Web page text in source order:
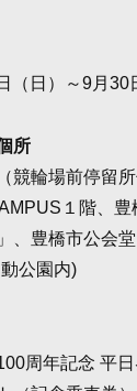
（日）～9月30
所
競輪場前停留
１階、豊
、豊橋市公会
公園内)
周年記念 平日